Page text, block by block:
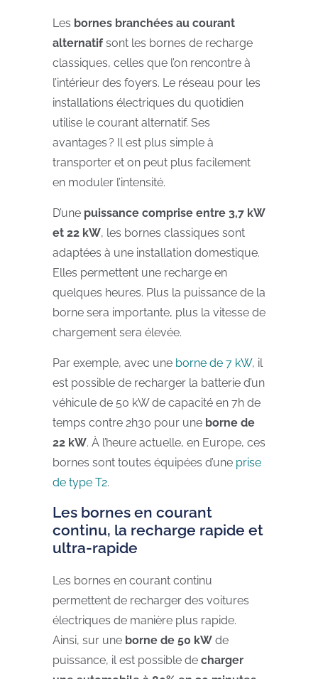
Les bornes branchées au courant
alternatifsont les bornes de recharge
classiques, celles que l’on rencontre à
l’intérieur des foyers. Le réseau pour les
installations électriques du quotidien
utilise le courant alternatif. Ses
avantages ? Il est plus simple à
transporter et on peut plus facilement
en moduler l’intensité.
D’une puissance comprise entre 3,7 kW
et 22 kW, les bornes classiques sont
adaptées à une installation domestique.
Elles permettent une recharge en
quelques heures. Plus la puissance de la
borne sera importante, plus la vitesse de
chargement sera élevée.
Par exemple, avec une borne de 7 kW, il
est possible de recharger la batterie d’un
véhicule de 50 kW de capacité en 7h de
temps contre 2h30 pour une borne de
22 kW. À l’heure actuelle, en Europe, ces
bornes sont toutes équipées d’une prise
de type T2.
Les bornes en courant
continu, la recharge rapide et
ultra-rapide
Les bornes en courant continu
permettent de recharger des voitures
électriques de manière plus rapide.
Ainsi, sur une borne de 50 kW de
puissance, il est possible de charger